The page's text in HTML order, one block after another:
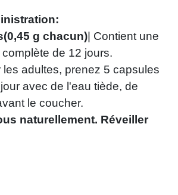
g chacun)| Contient une
de 12 jours.
les adultes, prenez 5 capsules
avec de l'eau tiède, de
le coucher.
naturellement. Réveiller